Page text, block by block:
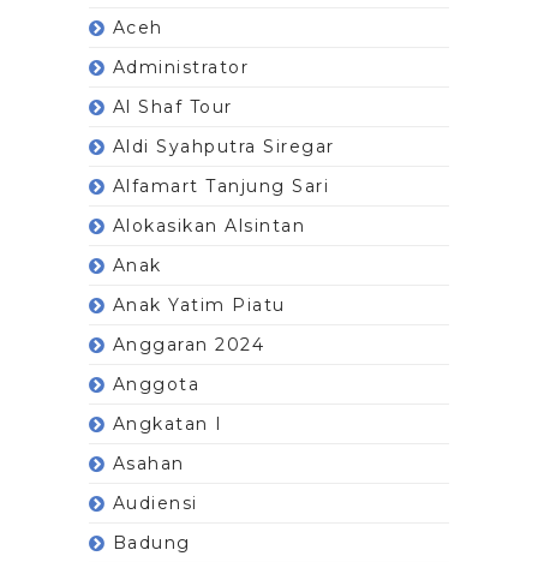
Aceh
Administrator
Al Shaf Tour
Aldi Syahputra Siregar
Alfamart Tanjung Sari
Alokasikan Alsintan
Anak
Anak Yatim Piatu
Anggaran 2024
Anggota
Angkatan I
Asahan
Audiensi
Badung